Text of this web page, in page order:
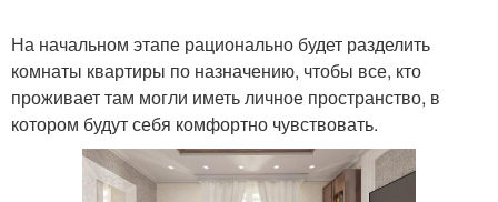
На начальном этапе рационально будет разделить
комнаты квартиры по назначению, чтобы все, кто
проживает там могли иметь личное пространство, в
котором будут себя комфортно чувствовать.